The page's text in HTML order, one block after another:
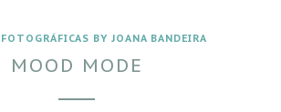
BY JOANA BANDEIRA
MOOD MODE